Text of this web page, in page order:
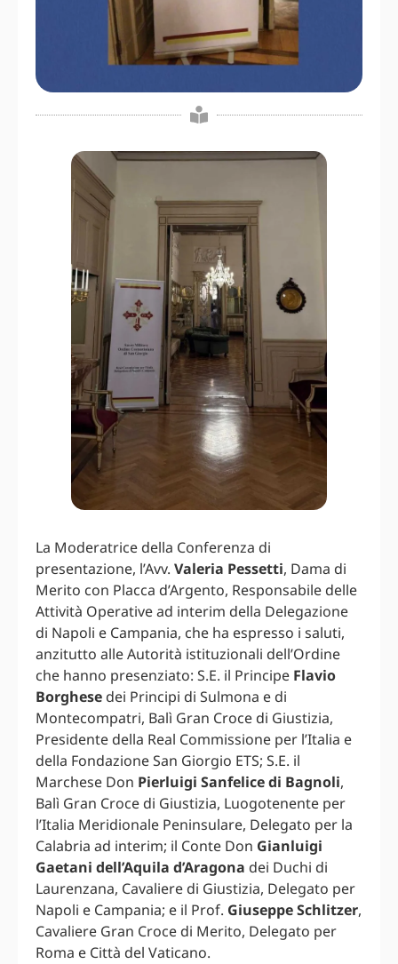
La Moderatrice della Conferenza di
presentazione, l’Avv. Valeria Pessetti, Dama di
Merito con Placca d’Argento, Responsabile delle
Attività Operative ad interim della Delegazione
di Napoli e Campania, che ha espresso i saluti,
anzitutto alle Autorità istituzionali dell’Ordine
che hanno presenziato: S.E. il Principe Flavio
Borghese dei Principi di Sulmona e di
Montecompatri, Balì Gran Croce di Giustizia,
Presidente della Real Commissione per l’Italia e
della Fondazione San Giorgio ETS; S.E. il
Marchese Don Pierluigi Sanfelice di Bagnoli,
Balì Gran Croce di Giustizia, Luogotenente per
l’Italia Meridionale Peninsulare, Delegato per la
Calabria ad interim; il Conte Don Gianluigi
Gaetani dell’Aquila d’Aragona dei Duchi di
Laurenzana, Cavaliere di Giustizia, Delegato per
Napoli e Campania; e il Prof. Giuseppe Schlitzer,
Cavaliere Gran Croce di Merito, Delegato per
Roma e Città del Vaticano.